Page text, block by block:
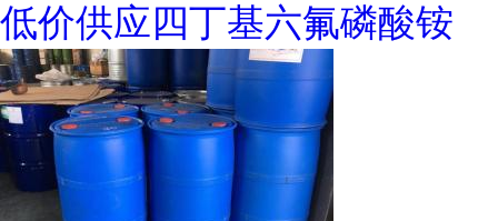
低价供应四丁基六氟磷酸铵